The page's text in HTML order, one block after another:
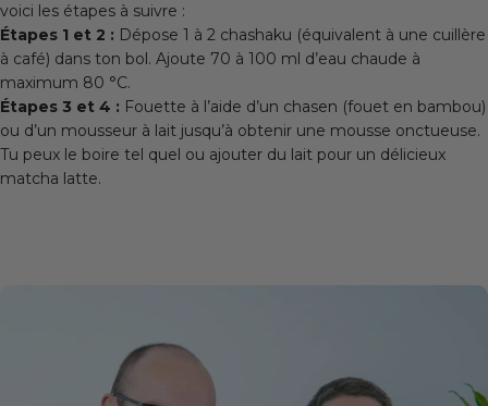
voici les étapes à suivre :
Étapes 1 et 2 : Dépose 1 à 2 chashaku (équivalent à une cuillère
à café) dans ton bol. Ajoute 70 à 100 ml d’eau chaude à
maximum 80 °C.
Étapes 3 et 4 : Fouette à l’aide d’un chasen (fouet en bambou)
ou d’un mousseur à lait jusqu’à obtenir une mousse onctueuse.
Tu peux le boire tel quel ou ajouter du lait pour un délicieux
matcha latte.